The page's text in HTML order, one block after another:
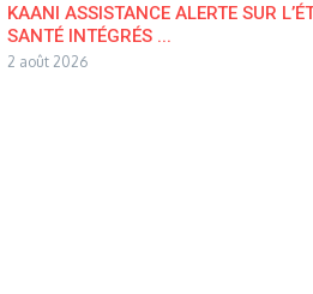
KAANI ASSISTANCE ALERTE SUR
SANTÉ INTÉGRÉS ...
2 août 2026